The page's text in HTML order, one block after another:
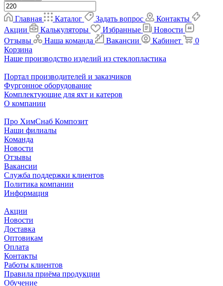
Главная Каталог Задать вопрос
Контакты
Акции
Калькуляторы Избранные
Новости
Отзывы
Наша команда Вакансии Кабинет
0
Корзина
Наше производство изделий из стеклопластика
Портал производителей и заказчиков
Фургонное оборудование
Комплектующие для яхт и катеров
О компании
Про ХимСнаб Композит
Наши филиалы
Команда
Новости
Отзывы
Вакансии
Служба поддержки клиентов
Политика компании
Информация
Акции
Новости
Доставка
Оптовикам
Оплата
Контакты
Работы клиентов
Правила приёма продукции
Обучение